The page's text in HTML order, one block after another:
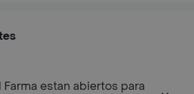
Farma estan abiertos para